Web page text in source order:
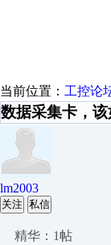
当前位置： 工控论
数据采集卡，
lm2003
关注 私信
精华：1帖